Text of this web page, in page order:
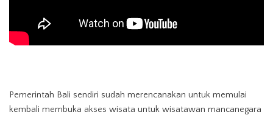
Pemerintah Bali sendiri sudah merencanakan untuk memulai
kembali membuka akses wisata untuk wisatawan mancanegara